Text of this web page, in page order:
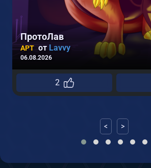
ПротоЛав
АРТ от Lavvy
06.08.2026
2
< >